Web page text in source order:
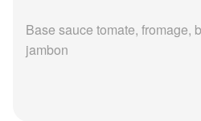
Base sauce tomate, fromage,
jambon